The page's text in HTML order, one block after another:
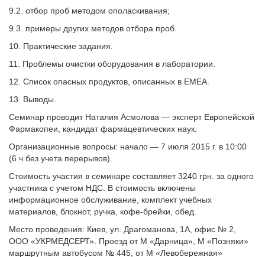
9.2. отбор проб методом ополаскивания;
9.3. примеры других методов отбора проб.
10. Практические задания.
11. Проблемы очистки оборудования в лаборатории.
12. Список опасных продуктов, описанных в EMEA.
13. Выводы.
Семинар проводит Наталия Асмолова — эксперт Европейской
Фармакопеи, кандидат фармацевтических наук.
Организационные вопросы: начало — 7 июля 2015 г. в 10:00
(6 ч без учета перерывов).
Стоимость участия в семинаре составляет 3240 грн. за одного
участника с учетом НДС. В стоимость включены
информационное обслуживание, комплект учебных
материалов, блокнот, ручка, кофе-брейки, обед.
Место проведения: Киев, ул. Драгоманова, 1А, офис № 2,
ООО «УКРМЕДСЕРТ». Проезд от М «Дарница», М «Позняки»
маршрутным автобусом № 445, от М «Левобережная»